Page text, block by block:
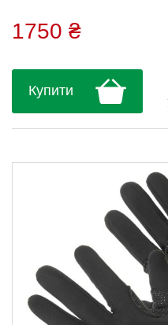
гарантувати
вставки, розміщені
уникаючи будь-
зимові рукавички
температури до 0°/
1750 ₴
Купити